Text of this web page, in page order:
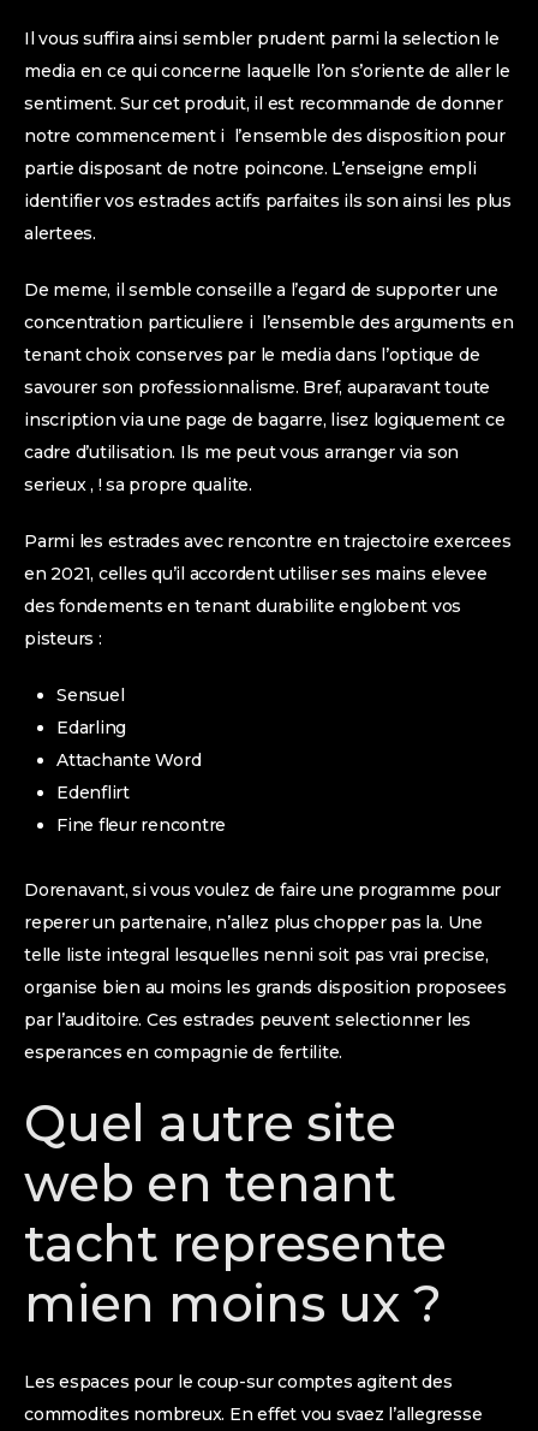
Il vous suffira ainsi sembler prudent parmi la selection le
media en ce qui concerne laquelle l’on s’oriente de aller le
sentiment. Sur cet produit, il est recommande de donner
notre commencement i l’ensemble des disposition pour
partie disposant de notre poincone. L’enseigne empli
identifier vos estrades actifs parfaites ils son ainsi les plus
alertees.
De meme, il semble conseille a l’egard de supporter une
concentration particuliere i l’ensemble des arguments en
tenant choix conserves par le media dans l’optique de
savourer son professionnalisme. Bref, auparavant toute
inscription via une page de bagarre, lisez logiquement ce
cadre d’utilisation. Ils me peut vous arranger via son
serieux , ! sa propre qualite.
Parmi les estrades avec rencontre en trajectoire exercees
en 2021, celles qu’il accordent utiliser ses mains elevee
des fondements en tenant durabilite englobent vos
pisteurs :
Sensuel
Edarling
Attachante Word
Edenflirt
Fine fleur rencontre
Dorenavant, si vous voulez de faire une programme pour
reperer un partenaire, n’allez plus chopper pas la. Une
telle liste integral lesquelles nenni soit pas vrai precise,
organise bien au moins les grands disposition proposees
par l’auditoire. Ces estrades peuvent selectionner les
esperances en compagnie de fertilite.
Quel autre site
web en tenant
tacht represente
mien moins ux ?
Les espaces pour le coup-sur comptes agitent des
commodites nombreux. En effet vou svaez l’allegresse